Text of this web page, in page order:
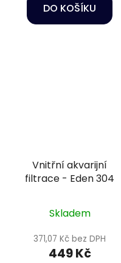
DO KOŠÍKU
Vnitřní akvarijní
filtrace - Eden 304
Skladem
371,07 Kč bez DPH
449 Kč